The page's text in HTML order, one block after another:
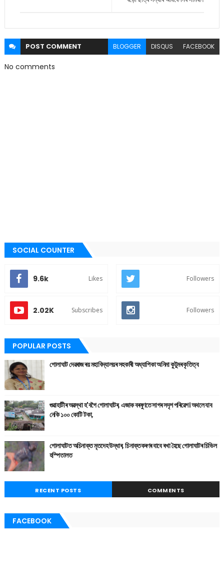
POST COMMENT BLOGGER DISQUS FACEBOOK
No comments
SOCIAL COUNTER
9.6k Likes Followers
2.02K Subscribes Followers
POPULAR POSTS
গোলাঘাট দেৱৰাজ ৰয় মহাবিদ্যালয়ৰ সহকাৰী অধ্যাপিকা অনিমা কুটুমৰ কৃতিত্ব
গুৱাহাটীৰ অৱস্থা হ'বগৈ গোলাঘাটৰ, এজাক বৰষুণতে সাগৰ সদৃশ পৰিৱেশ। অথলে যাব
নেকি ১০০ কোটি টকা,
গোলাঘাটত অচিনাক্ত মৃতদেহ উদ্ধাৰ, চিনাক্তকৰণৰ বাবে ৰখা হৈছে গোলাঘাটৰ চিভিল
হস্পিতালত
RECENT POSTS COMMENTS
FACEBOOK